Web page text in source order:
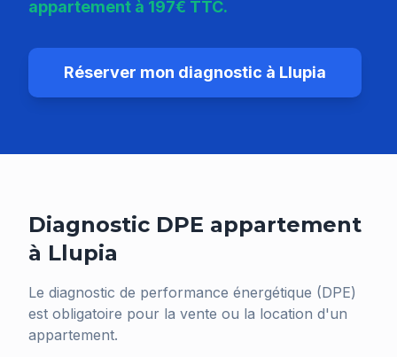
appartement à 197€ TTC.
Réserver mon diagnostic à Llupia
Diagnostic DPE appartement
à Llupia
Le diagnostic de performance énergétique (DPE)
est obligatoire pour la vente ou la location d'un
appartement.